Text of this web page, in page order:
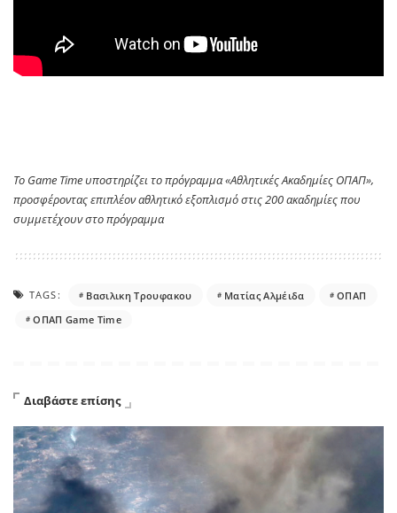
Το Game Timeυποστηρίζει το πρόγραμμα «Αθλητικές Ακαδημίες ΟΠΑΠ»,
προσφέροντας επιπλέον αθλητικό εξοπλισμό στις 200 ακαδημίες που
συμμετέχουν στο πρόγραμμα
TAGS: Βασιλικη Τρουφακου Ματίας Αλμέιδα
ΟΠΑΠ
ΟΠΑΠ Game Time
Διαβάστε επίσης